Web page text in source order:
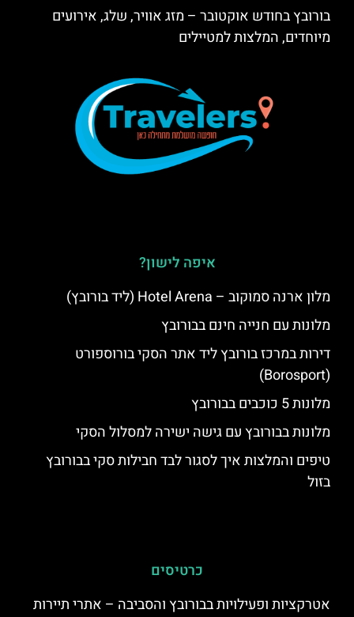
בורובץ בחודש אוקטובר – מזג אוויר, שלג, אירועים
מיוחדים, המלצות למטיילים
איפה לישון?
מלון ארנה סמוקוב – Hotel Arena (ליד בורובץ)
מלונות עם חנייה חינם בבורובץ
דירות במרכז בורובץ ליד אתר הסקי בורוספורט
(Borosport)
מלונות 5 כוכבים בבורובץ
מלונות בבורובץ עם גישה ישירה למסלול הסקי
טיפים והמלצות איך לסגור לבד חבילות סקי בבורובץ
בזול
כרטיסים
אטרקציות ופעילויות בבורובץ והסביבה – אתרי תיירות